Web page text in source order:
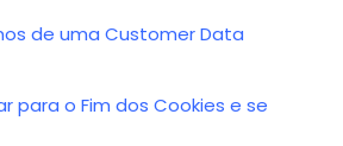
de uma Customer Data
para o Fim dos Cookies e se